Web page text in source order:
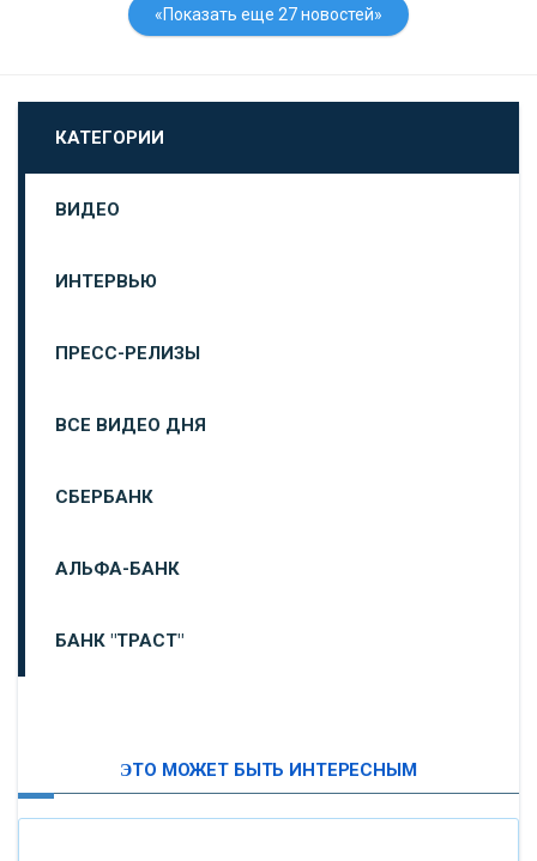
«Показать еще 27 новостей»
КАТЕГОРИИ
ВИДЕО
ИНТЕРВЬЮ
ПРЕСС-РЕЛИЗЫ
ВСЕ ВИДЕО ДНЯ
СБЕРБАНК
АЛЬФА-БАНК
БАНК "ТРАСТ"
ЭТО МОЖЕТ БЫТЬ ИНТЕРЕСНЫМ